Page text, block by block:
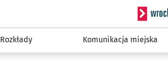
Serwis
Rozkłady Komunikacja miejska